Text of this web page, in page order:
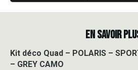
déco
Quad
SPORTSMAN
450
EN SAVOIR
Kit déco Quad – POLARIS –
– GREY CAMO